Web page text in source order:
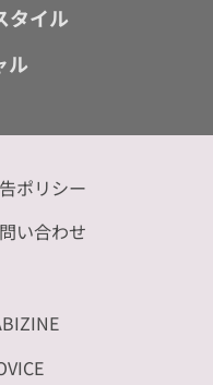
タイル
ル
ポリシー
い合わせ